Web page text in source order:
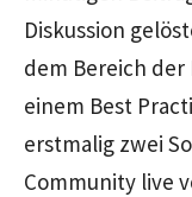
Diskussion
dem Bereich
einem Best
erstmalig zwei
Community live